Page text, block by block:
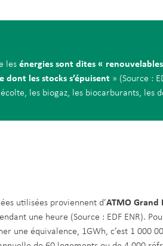
les énergies sont dites «
les stocks s’épuisent » (Source :
les biogaz, les biocarburants, les
utilisées proviennent d’ATMO Grand
une heure (Source : EDF ENR).
une équivalence, 1GWh, c’est 1 000